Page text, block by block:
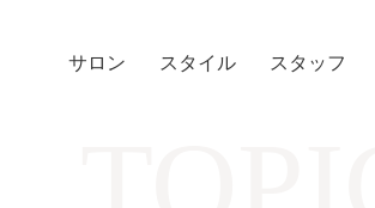
サロン スタイル スタッフ